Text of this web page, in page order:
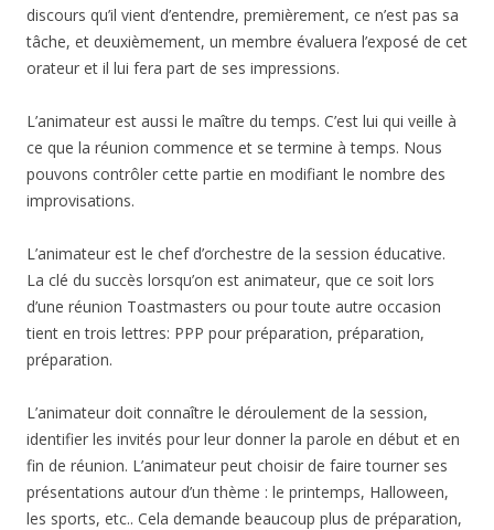
discours qu’il vient d’entendre, premièrement, ce n’est pas sa
tâche, et deuxièmement, un membre évaluera l’exposé de cet
orateur et il lui fera part de ses impressions.
L’animateur est aussi le maître du temps. C’est lui qui veille à
ce que la réunion commence et se termine à temps. Nous
pouvons contrôler cette partie en modifiant le nombre des
improvisations.
L’animateur est le chef d’orchestre de la session éducative.
La clé du succès lorsqu’on est animateur, que ce soit lors
d’une réunion Toastmasters ou pour toute autre occasion
tient en trois lettres: PPP pour préparation, préparation,
préparation.
L’animateur doit connaître le déroulement de la session,
identifier les invités pour leur donner la parole en début et en
fin de réunion. L’animateur peut choisir de faire tourner ses
présentations autour d’un thème : le printemps, Halloween,
les sports, etc.. Cela demande beaucoup plus de préparation,